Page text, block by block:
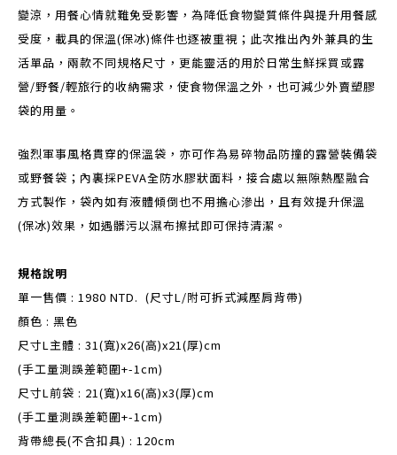
變涼，用餐心情就難免受影響，為降低食物變質條件與提升用餐感
受度，載具的保溫(保冰)條件也逐被重視；此次推出內外兼具的生
活單品，兩款不同規格尺寸，更能靈活的用於日常生鮮採買或露
營/野餐/輕旅行的收納需求，使食物保溫之外，也可減少外賣塑膠
袋的用量。
強烈軍事風格貫穿的保溫袋，亦可作為易碎物品防撞的露營裝備袋
或野餐袋；內裏採PEVA全防水膠狀面料，接合處以無隙熱壓融合
方式製作，袋內如有液體傾倒也不用擔心滲出，且有效提升保溫
(保冰)效果，如遇髒污以濕布擦拭即可保持清潔。
規格說明
單一售價 : 1980 NTD. (尺寸L/附可拆式減壓肩背帶)
顏色 : 黑色
尺寸L主體 : 31(寬)x26(高)x21(厚)cm
(手工量測誤差範圍+-1cm)
尺寸L前袋 : 21(寬)x16(高)x3(厚)cm
(手工量測誤差範圍+-1cm)
背帶總長(不含扣具) : 120cm